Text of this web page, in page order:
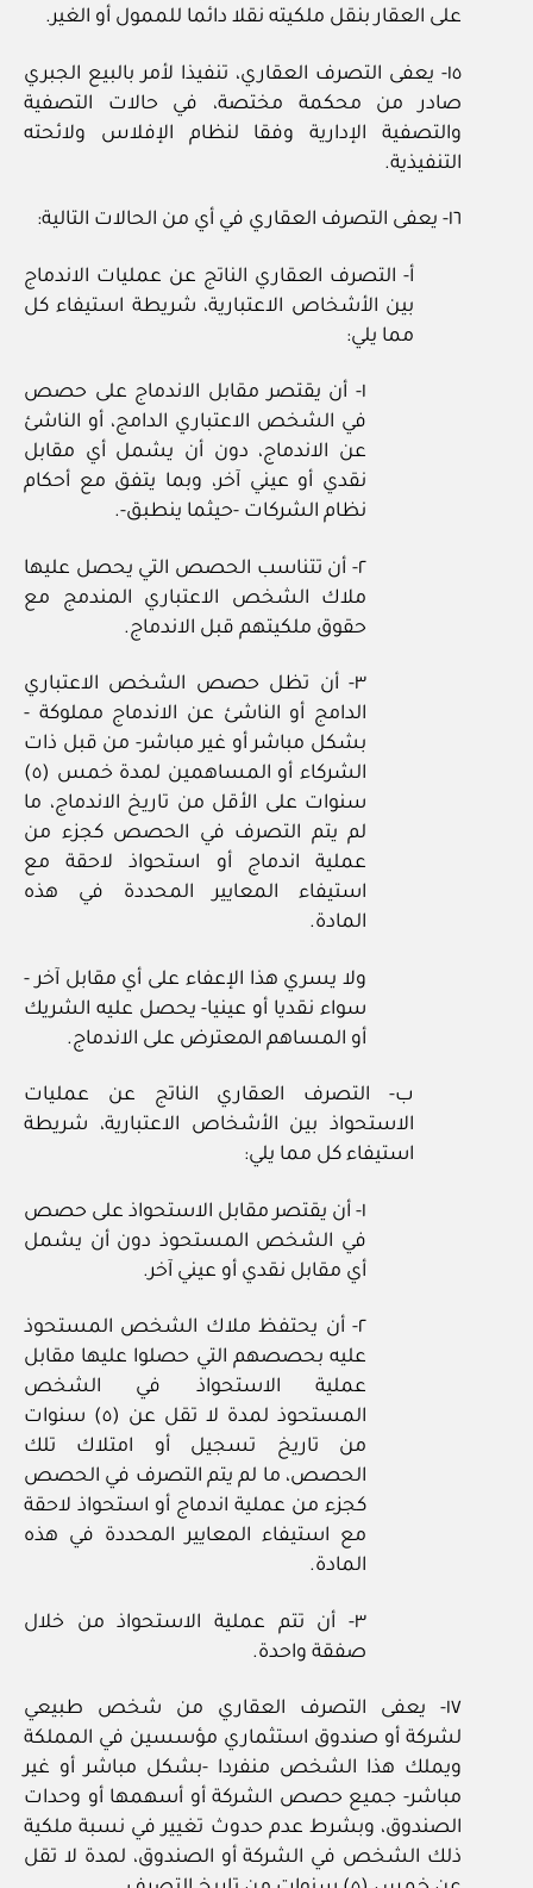
على العقار بنقل ملكيته نقلا دائما للممول أو الغير.
١٥‏- يعفى التصرف العقاري، تنفيذا لأمر بالبيع الجبري
صادر من محكمة مختصة، في حالات التصفية
والتصفية الإدارية وفقا لنظام الإفلاس ولائحته
التنفيذية.
١٦‏- يعفى التصرف العقاري في أي من الحالات التالية:
أ‏- التصرف العقاري الناتج عن عمليات الاندماج
بين الأشخاص الاعتبارية، شريطة استيفاء كل
مما يلي:
١‏- أن يقتصر مقابل الاندماج على حصص
في الشخص الاعتباري الدامج، أو الناشئ
عن الاندماج، دون أن يشمل أي مقابل
نقدي أو عيني آخر، وبما يتفق مع أحكام
نظام الشركات ‏-حيثما ينطبق‏-.
٢‏- أن تتناسب الحصص التي يحصل عليها
ملاك الشخص الاعتباري المندمج مع
حقوق ملكيتهم قبل الاندماج.
٣‏- أن تظل حصص الشخص الاعتباري
الدامج أو الناشئ عن الاندماج مملوكة ‏-
بشكل مباشر أو غير مباشر‏- من قبل ذات
الشركاء أو المساهمين لمدة خمس (٥)
سنوات على الأقل من تاريخ الاندماج، ما
لم يتم التصرف في الحصص كجزء من
عملية اندماج أو استحواذ لاحقة مع
استيفاء المعايير المحددة في هذه
المادة.
ولا يسري هذا الإعفاء على أي مقابل آخر ‏-
سواء نقديا أو عينيا‏- يحصل عليه الشريك
أو المساهم المعترض على الاندماج.
ب‏- التصرف العقاري الناتج عن عمليات
الاستحواذ بين الأشخاص الاعتبارية، شريطة
استيفاء كل مما يلي:
١‏- أن يقتصر مقابل الاستحواذ على حصص
في الشخص المستحوذ دون أن يشمل
أي مقابل نقدي أو عيني آخر.
٢‏- أن يحتفظ ملاك الشخص المستحوذ
عليه بحصصهم التي حصلوا عليها مقابل
عملية الاستحواذ في الشخص
المستحوذ لمدة لا تقل عن (٥) سنوات
من تاريخ تسجيل أو امتلاك تلك
الحصص، ما لم يتم التصرف في الحصص
كجزء من عملية اندماج أو استحواذ لاحقة
مع استيفاء المعايير المحددة في هذه
المادة.
٣‏- أن تتم عملية الاستحواذ من خلال
صفقة واحدة.
١٧‏- يعفى التصرف العقاري من شخص طبيعي
لشركة أو صندوق استثماري مؤسسين في المملكة
ويملك هذا الشخص منفردا ‏-بشكل مباشر أو غير
مباشر‏- جميع حصص الشركة أو أسهمها أو وحدات
الصندوق، وبشرط عدم حدوث تغيير في نسبة ملكية
ذلك الشخص في الشركة أو الصندوق، لمدة لا تقل